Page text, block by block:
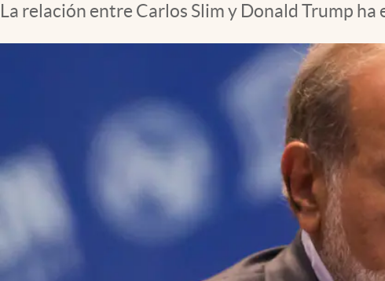
La relación entre Carlos Slim y Donald Trump